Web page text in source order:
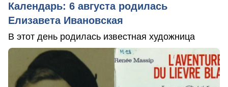
Календарь: 6 августа родилась
Елизавета Ивановская
В этот день родилась известная художница